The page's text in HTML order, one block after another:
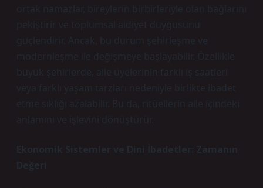
ortak namazlar, bireylerin birbirleriyle olan bağlarını
pekiştirir ve toplumsal aidiyet duygusunu
güçlendirir. Ancak, bu durum şehirleşme ve
modernleşme ile değişmeye başlayabilir. Özellikle
büyük şehirlerde, aile üyelerinin farklı iş saatleri
veya farklı yaşam tarzları nedeniyle birlikte ibadet
etme sıklığı azalabilir. Bu da, ritüellerin aile içindeki
anlamını ve işlevini dönüştürür.
Ekonomik Sistemler ve Dini İbadetler: Zamanın
Değeri